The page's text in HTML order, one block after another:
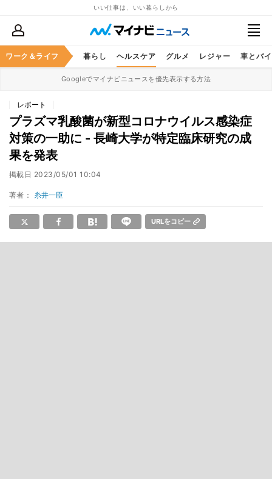
いい仕事は、いい暮らしから
ワーク＆ライフ
ススキル マネー 暮らし ヘルスケア グルメ レジャー 車とバ
Googleでマイナビニュースを優先表示する方法
レポート
プラズマ乳酸菌が新型コロナウイルス感染症
対策の一助に - 長崎大学が特定臨床研究の成
果を発表
掲載日 2023/05/01 10:04
著者： 糸井一臣
URLをコピー